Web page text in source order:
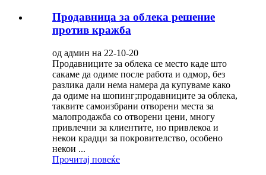
Продавница за облека решение
против кражба
од админ на 22-10-20
Продавниците за облека се место каде што
сакаме да одиме после работа и одмор, без
разлика дали нема намера да купуваме како
да одиме на шопинг;продавниците за облека,
таквите самоизбрани отворени места за
малопродажба со отворени цени, многу
привлечни за клиентите, но привлекоа и
некои крадци за покровителство, особено
некои ...
Прочитај повеќе